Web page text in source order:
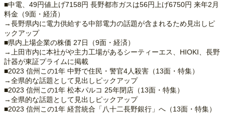
■中電、49円値上げ7158円 長野都市ガスは56円上げ6750円 来年2月
料金（9面・経済）
→長野県内に電力供給する中部電力の話題が含まれるため見出しピ
ックアップ
■県内上場企業の株価 27日（9面・経済）
→上田市内に本社がや主力工場があるシーティーエス、HIOKI、長野
計器が東証プライムに掲載
■2023 信州この1年 中野で住民・警官4人殺害（13面・特集）
→全県的な話題として見出しピックアップ
■2023 信州この1年 松本パルコ 25年閉店（13面・特集）
→全県的な話題として見出しピックアップ
■2023 信州この1年 経営統合「八十二長野銀行」へ（13面・特集）